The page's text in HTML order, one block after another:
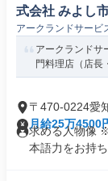
式会社 みよし
アークランドサービ
アークランドサ
門料理店（店長
〒470-0224愛
月給25万4500
求める人物像
本語力をお持